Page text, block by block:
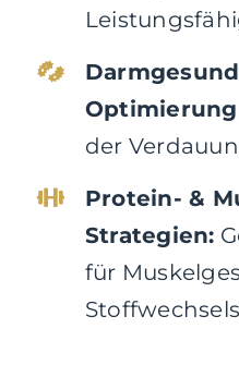
Optimierung
der
Protein- &
Strategien:
für